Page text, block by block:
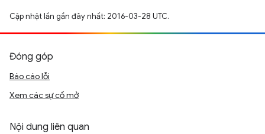
Cập nhật lần gần đây nhất: 2016-03-28 UTC.
Đóng góp
Báo cáo lỗi
Xem các sự cố mở
Nội dung liên quan